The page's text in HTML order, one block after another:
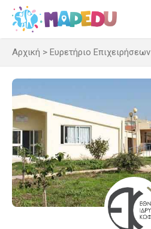
Μετάβαση
περιεχόμενο
Αρχική > Ευρετήριο Επιχειρήσεων